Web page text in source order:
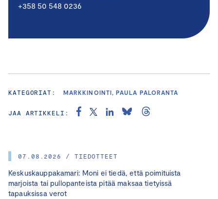
07.08.2026 / TIEDOTTEET
Keskuskauppakamari: Moni ei tiedä, että poimituista
marjoista tai pullopanteista pitää maksaa tietyissä
tapauksissa verot
+358 50 548 0236
KATEGORIAT: MARKKINOINTI, PAULA PALORANTA
JAA ARTIKKELI: